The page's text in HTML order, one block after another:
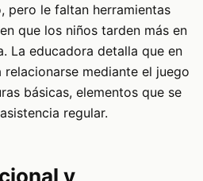
pero le faltan herramientas
que los niños tarden más en
La educadora detalla que en
relacionarse mediante el juego
básicas, elementos que se
regular.
y